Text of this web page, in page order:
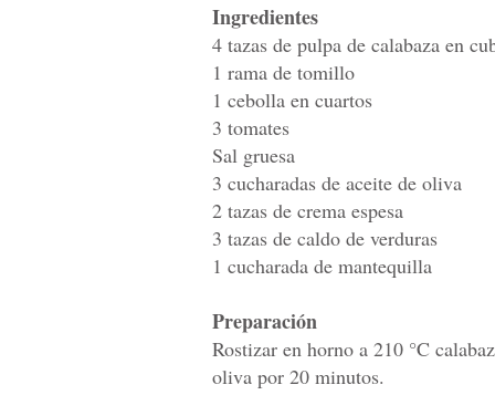
Ingredientes
4 tazas de pulpa de calabaza en
1 rama de tomillo
1 cebolla en cuartos
3 tomates
Sal gruesa
3 cucharadas de aceite de oliva
2 tazas de crema espesa
3 tazas de caldo de verduras
1 cucharada de mantequilla
Preparación
Rostizar en horno a 210 °C
oliva por 20 minutos.